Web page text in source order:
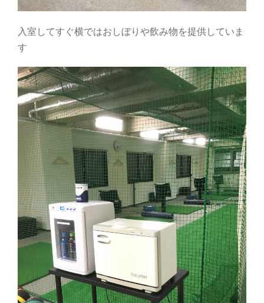
入室してすぐ横ではおしぼりや飲み物を提供していま
す